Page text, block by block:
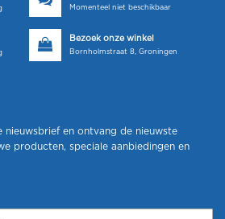
Momenteel niet beschikbaar
Bezoek onze winkel
Bornholmstraat 8, Groningen
nieuwsbrief en ontvang de nieuwste
producten, speciale aanbiedingen en